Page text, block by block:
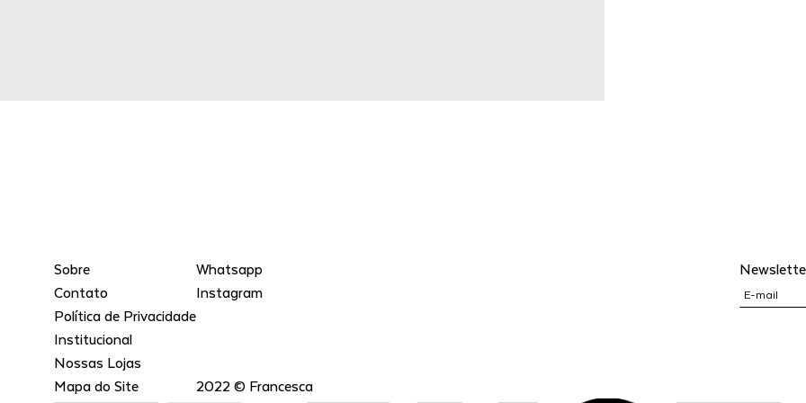
Sobre
Contato
Política de Privacidade
Institucional
Nossas Lojas
Mapa do Site
Whatsapp
Instagram
2022 © Francesca